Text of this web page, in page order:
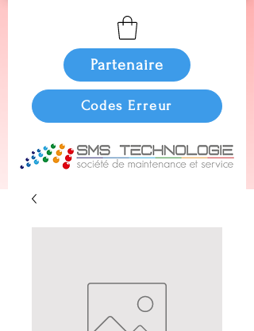
Partenaire
Codes Erreur